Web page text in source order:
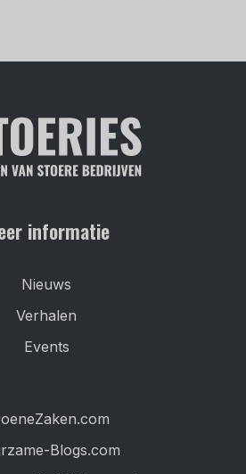
informatie
Nieuws
Verhalen
Events
Blogs.com